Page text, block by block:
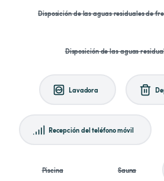
Disposición de las aguas residuales de
Disposición de las aguas
Lavadora
Recepción del teléfono móvil
Piscina Sauna